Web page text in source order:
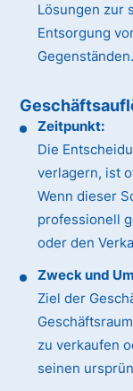
Lösungen zur
Entsorgung
Gegenständen.
Zeitpunkt:
Die
verlagern, ist
Wenn dieser
professionell
oder den
Zweck und
Ziel der
zu verkaufen
seinen